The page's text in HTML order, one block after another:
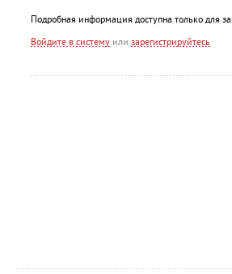
Подробная информация доступна только для
Войдите в систему или зарегистрируйтесь